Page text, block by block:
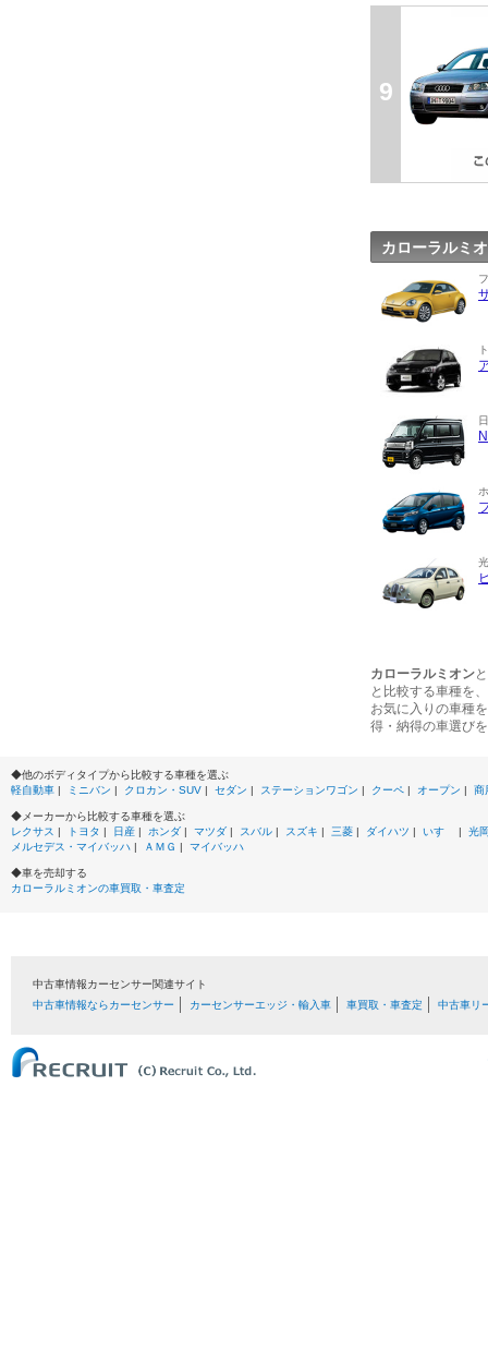
9
カローラルミ
カローラルミオン
と比較する車種を
お気に入りの車種
得・納得の車選び
◆他のボディタイプから比較する車種を選ぶ
軽自動車 | ミニバン | クロカン・SUV | セダン | ステーションワゴン | クーペ | オープン | 商
◆メーカーから比較する車種を選ぶ
レクサス | トヨタ | 日産 | ホンダ | マツダ | スバル | スズキ | 三菱 | ダイハツ | いすゞ |
光
メルセデス・マイバッハ | ＡＭＧ | マイバッハ
◆車を売却する
カローラルミオンの車買取・車査定
中古車情報カーセンサー関連サイト
中古車情報ならカーセンサー
カーセンサーエッジ・輸入車 車買取・車査定 中古車リ